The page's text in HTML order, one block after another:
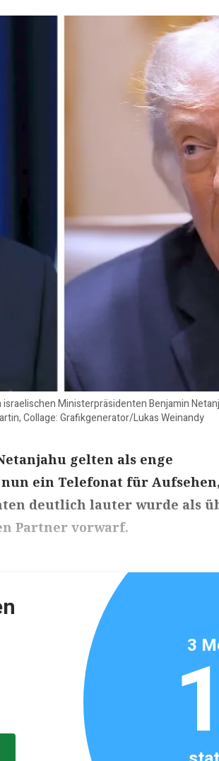
Ministerpräsidenten Benjamin
Collage: Grafikgenerator/Lukas Weinandy
gelten als enge
ein Telefonat für
deutlich lauter wurde als
Partner vorwarf.
3